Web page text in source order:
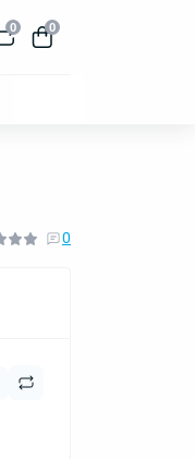
0 0
0